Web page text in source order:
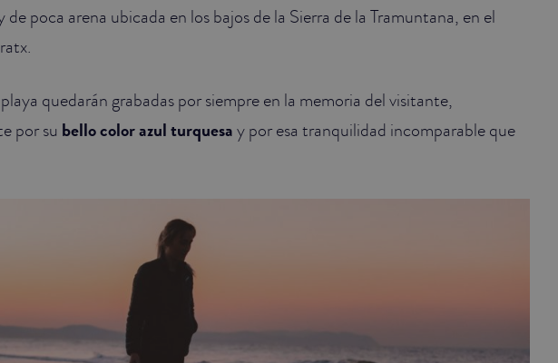
de poca arena ubicada en los bajos de la Sierra de la Tramuntana, en el
quedarán grabadas por siempre en la memoria del visitante,
por su bello color azul turquesay por esa tranquilidad incomparable que